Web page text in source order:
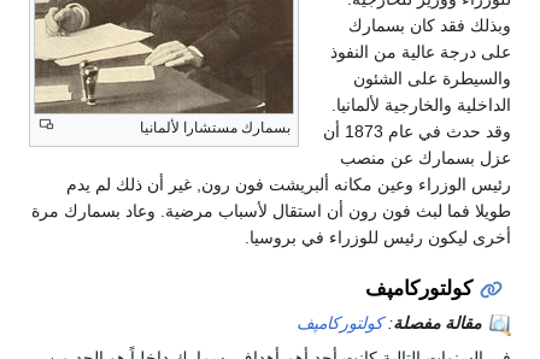
بسمارك مستشارا لألمانيا
وبذلك فقد كان بسمارك
على درجة عالية من النفوذ
والسيطرة على الشئون
الداخلية والخارجية لألمانيا.
وقد حدث في عام 1873 أن
عزل بسمارك عن منصب
رئيس الوزراء وعين مكانه ألبريشت فون رون, غير أن ذلك لم يدم
طويلا فما لبث فون رون أن استقال لأسباب مرضية. وعاد بسمارك مرة
أخرى ليكون رئيس للوزراء في بروسيا.
كولتوركامپف
مقالة مفصلة:كولتوركامپف